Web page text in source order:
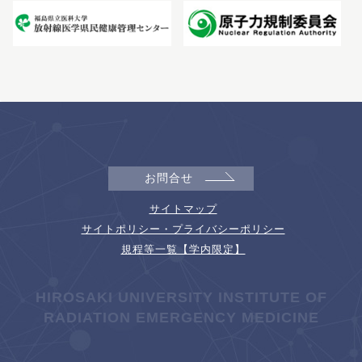
お問合せ
サイトマップ
サイトポリシー・プライバシーポリシー
規程等一覧【学内限定】
HIROSAKI UNIVERSITY INSTITUTE OF
RADIATION EMERGENCY MEDICINE